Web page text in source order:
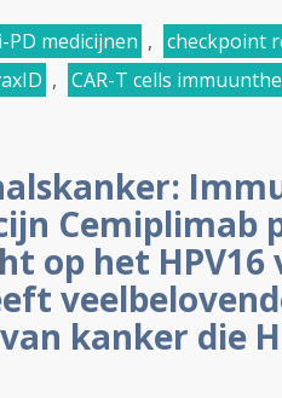
PD medicijnen , checkpoint
, CAR-T cells
Cemiplimab
op het
kanker die